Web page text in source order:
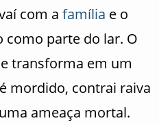
com a família e o
como parte do lar. O
transforma em um
mordido, contrai raiva
ameaça mortal.